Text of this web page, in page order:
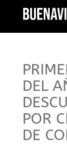
DEL
POR
DE